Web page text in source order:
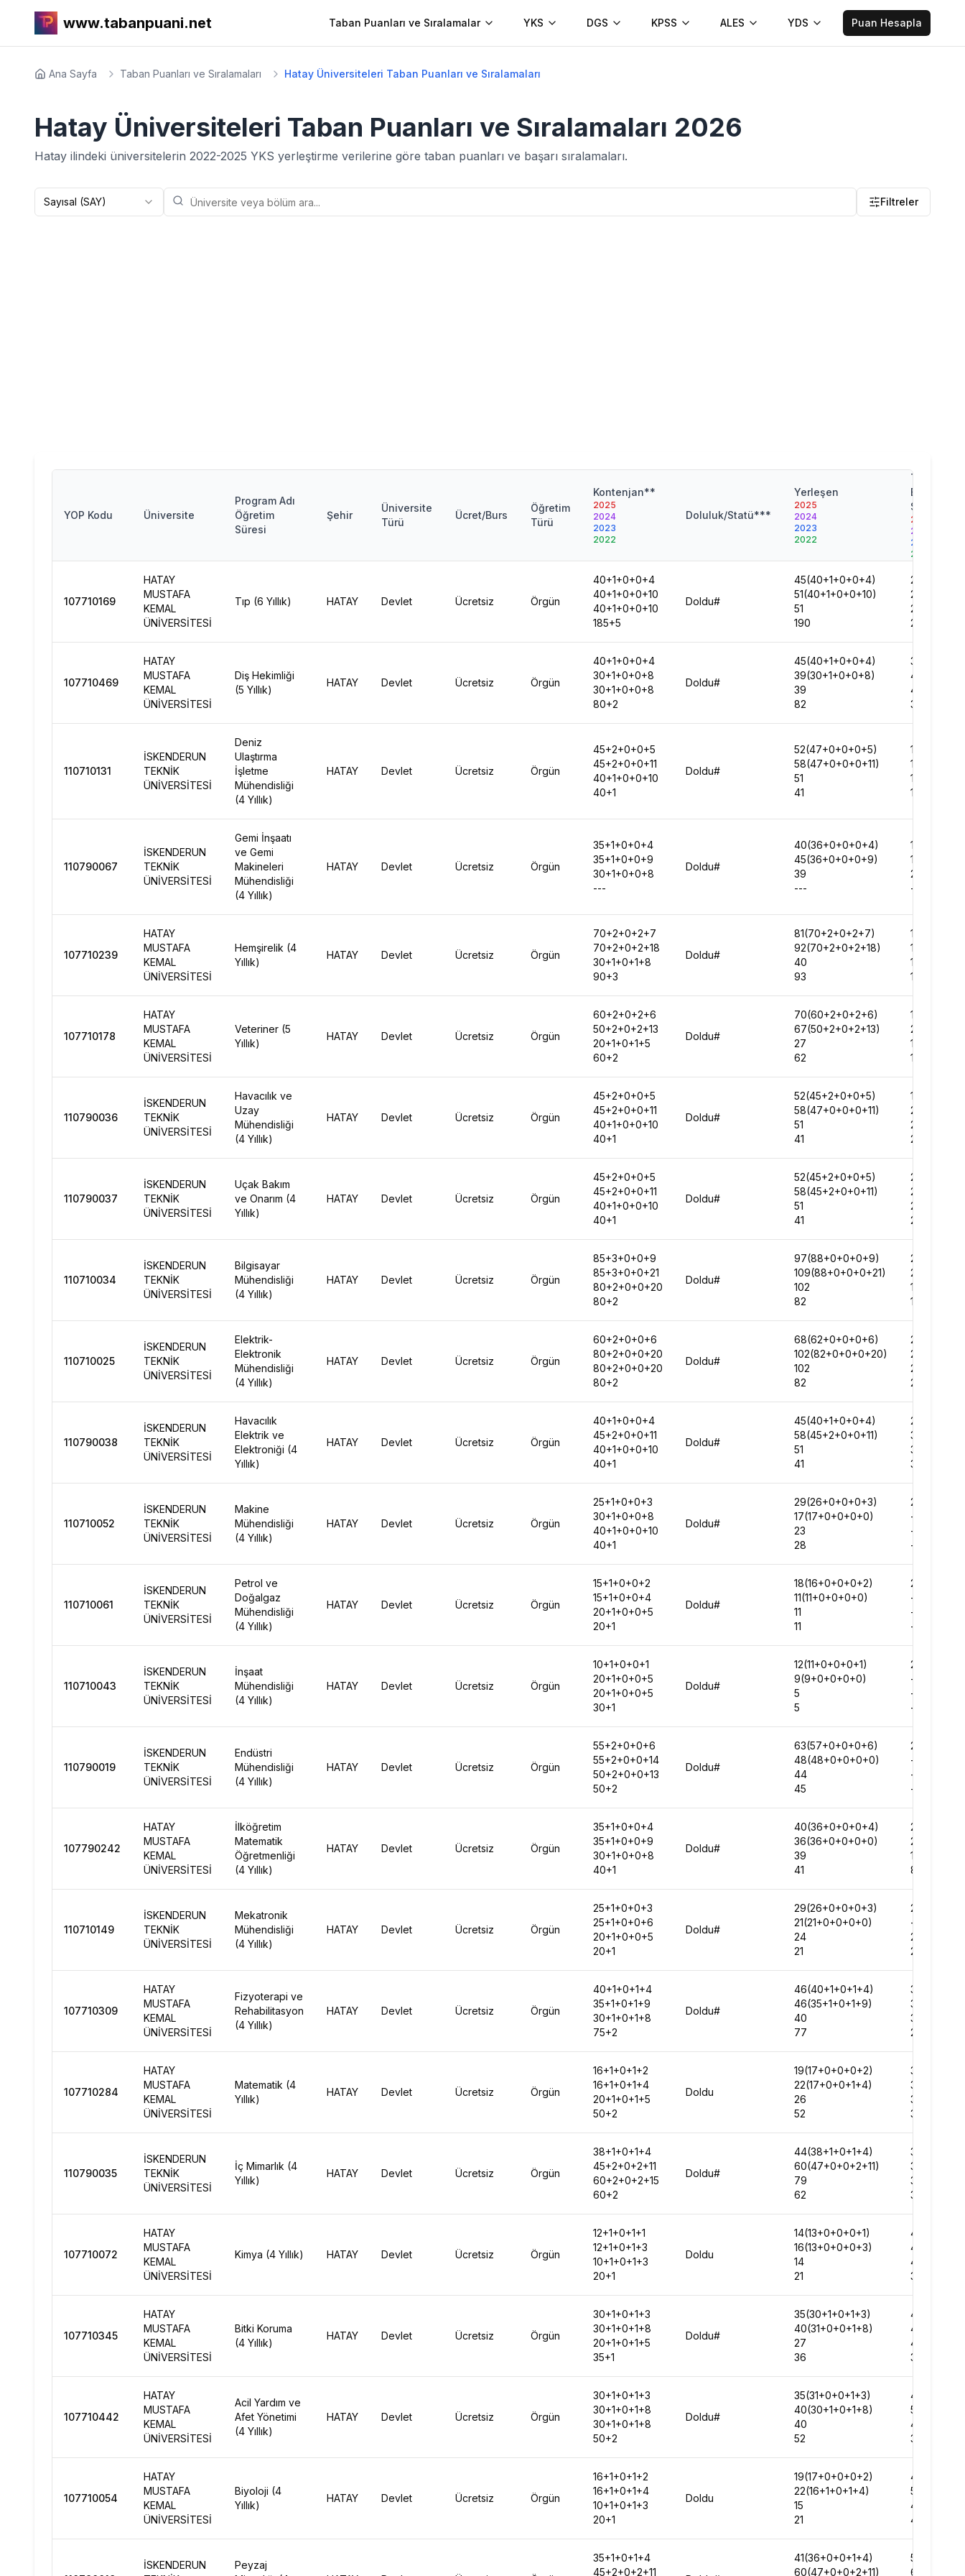
www.tabanpuani.net Taban Puanları ve Sıralamalar YKS DGS KPSS ALES YDS Puan Hesapla
Ana Sayfa Taban Puanları ve Sıralamaları Hatay Üniversiteleri Taban Puanları ve Sıralamaları
Hatay Üniversiteleri Taban Puanları ve Sıralamaları 2026
Hatay ilindeki üniversitelerin 2022-2025 YKS yerleştirme verilerine göre taban puanları ve başarı sıralamaları.
Sayısal (SAY) Filtreler
YOP Kodu Üniversite
Program Adı
Öğretim
Süresi
Şehir
Üniversite
Türü
Ücret/Burs
Öğretim
Türü
Kontenjan**
2025
2024
2023
2022
Doluluk/Statü***
Yerleşen
2025
2024
2023
2022
Taban
Başarı
Sırası
2025
2024
2023
2022
107710169
HATAY
MUSTAFA
KEMAL
ÜNİVERSİTESİ
Tıp (6 Yıllık) HATAY Devlet Ücretsiz Örgün
40+1+0+0+4
40+1+0+0+10
40+1+0+0+10
185+5
Doldu#
45(40+1+0+0+4)
51(40+1+0+0+10)
51
190
22561
26429
28298
22455
107710469
HATAY
MUSTAFA
KEMAL
ÜNİVERSİTESİ
Diş Hekimliği
(5 Yıllık)
HATAY Devlet Ücretsiz Örgün
40+1+0+0+4
30+1+0+0+8
30+1+0+0+8
80+2
Doldu#
45(40+1+0+0+4)
39(30+1+0+0+8)
39
82
34978
42465
41606
36660
110710131
İSKENDERUN
TEKNİK
ÜNİVERSİTESİ
Deniz
Ulaştırma
İşletme
Mühendisliği
(4 Yıllık)
HATAY Devlet Ücretsiz Örgün
45+2+0+0+5
45+2+0+0+11
40+1+0+0+10
40+1
Doldu#
52(47+0+0+0+5)
58(47+0+0+0+11)
51
41
143797
189385
186848
188302
110790067
İSKENDERUN
TEKNİK
ÜNİVERSİTESİ
Gemi İnşaatı
ve Gemi
Makineleri
Mühendisliği
(4 Yıllık)
HATAY Devlet Ücretsiz Örgün
35+1+0+0+4
35+1+0+0+9
30+1+0+0+8
---
Doldu#
40(36+0+0+0+4)
45(36+0+0+0+9)
39
---
146357
179919
207736
-
107710239
HATAY
MUSTAFA
KEMAL
ÜNİVERSİTESİ
Hemşirelik (4
Yıllık)
HATAY Devlet Ücretsiz Örgün
70+2+0+2+7
70+2+0+2+18
30+1+0+1+8
90+3
Doldu#
81(70+2+0+2+7)
92(70+2+0+2+18)
40
93
151631
182638
175641
150673
107710178
HATAY
MUSTAFA
KEMAL
ÜNİVERSİTESİ
Veteriner (5
Yıllık)
HATAY Devlet Ücretsiz Örgün
60+2+0+2+6
50+2+0+2+13
20+1+0+1+5
60+2
Doldu#
70(60+2+0+2+6)
67(50+2+0+2+13)
27
62
172409
209592
156097
128736
110790036
İSKENDERUN
TEKNİK
ÜNİVERSİTESİ
Havacılık ve
Uzay
Mühendisliği
(4 Yıllık)
HATAY Devlet Ücretsiz Örgün
45+2+0+0+5
45+2+0+0+11
40+1+0+0+10
40+1
Doldu#
52(45+2+0+0+5)
58(47+0+0+0+11)
51
41
182684
221485
223528
229148
110790037
İSKENDERUN
TEKNİK
ÜNİVERSİTESİ
Uçak Bakım
ve Onarım (4
Yıllık)
HATAY Devlet Ücretsiz Örgün
45+2+0+0+5
45+2+0+0+11
40+1+0+0+10
40+1
Doldu#
52(45+2+0+0+5)
58(45+2+0+0+11)
51
41
205441
253288
268909
267148
110710034
İSKENDERUN
TEKNİK
ÜNİVERSİTESİ
Bilgisayar
Mühendisliği
(4 Yıllık)
HATAY Devlet Ücretsiz Örgün
85+3+0+0+9
85+3+0+0+21
80+2+0+0+20
80+2
Doldu#
97(88+0+0+0+9)
109(88+0+0+0+21)
102
82
209672
220403
161948
153242
110710025
İSKENDERUN
TEKNİK
ÜNİVERSİTESİ
Elektrik-
Elektronik
Mühendisliği
(4 Yıllık)
HATAY Devlet Ücretsiz Örgün
60+2+0+0+6
80+2+0+0+20
80+2+0+0+20
80+2
Doldu#
68(62+0+0+0+6)
102(82+0+0+0+20)
102
82
241391
284669
271269
261067
110790038
İSKENDERUN
TEKNİK
ÜNİVERSİTESİ
Havacılık
Elektrik ve
Elektroniği (4
Yıllık)
HATAY Devlet Ücretsiz Örgün
40+1+0+0+4
45+2+0+0+11
40+1+0+0+10
40+1
Doldu#
45(40+1+0+0+4)
58(45+2+0+0+11)
51
41
249178
305300
303273
302597
110710052
İSKENDERUN
TEKNİK
ÜNİVERSİTESİ
Makine
Mühendisliği
(4 Yıllık)
HATAY Devlet Ücretsiz Örgün
25+1+0+0+3
30+1+0+0+8
40+1+0+0+10
40+1
Doldu#
29(26+0+0+0+3)
17(17+0+0+0+0)
23
28
258987
-
-
-
110710061
İSKENDERUN
TEKNİK
ÜNİVERSİTESİ
Petrol ve
Doğalgaz
Mühendisliği
(4 Yıllık)
HATAY Devlet Ücretsiz Örgün
15+1+0+0+2
15+1+0+0+4
20+1+0+0+5
20+1
Doldu#
18(16+0+0+0+2)
11(11+0+0+0+0)
11
11
267369
-
-
-
110710043
İSKENDERUN
TEKNİK
ÜNİVERSİTESİ
İnşaat
Mühendisliği
(4 Yıllık)
HATAY Devlet Ücretsiz Örgün
10+1+0+0+1
20+1+0+0+5
20+1+0+0+5
30+1
Doldu#
12(11+0+0+0+1)
9(9+0+0+0+0)
5
5
268568
-
-
-
110790019
İSKENDERUN
TEKNİK
ÜNİVERSİTESİ
Endüstri
Mühendisliği
(4 Yıllık)
HATAY Devlet Ücretsiz Örgün
55+2+0+0+6
55+2+0+0+14
50+2+0+0+13
50+2
Doldu#
63(57+0+0+0+6)
48(48+0+0+0+0)
44
45
274855
-
-
-
107790242
HATAY
MUSTAFA
KEMAL
ÜNİVERSİTESİ
İlköğretim
Matematik
Öğretmenliği
(4 Yıllık)
HATAY Devlet Ücretsiz Örgün
35+1+0+0+4
35+1+0+0+9
30+1+0+0+8
40+1
Doldu#
40(36+0+0+0+4)
36(36+0+0+0+0)
39
41
277629
288999
130355
85738
110710149
İSKENDERUN
TEKNİK
ÜNİVERSİTESİ
Mekatronik
Mühendisliği
(4 Yıllık)
HATAY Devlet Ücretsiz Örgün
25+1+0+0+3
25+1+0+0+6
20+1+0+0+5
20+1
Doldu#
29(26+0+0+0+3)
21(21+0+0+0+0)
24
21
282349
-
294553
282990
107710309
HATAY
MUSTAFA
KEMAL
ÜNİVERSİTESİ
Fizyoterapi ve
Rehabilitasyon
(4 Yıllık)
HATAY Devlet Ücretsiz Örgün
40+1+0+1+4
35+1+0+1+9
30+1+0+1+8
75+2
Doldu#
46(40+1+0+1+4)
46(35+1+0+1+9)
40
77
314289
353319
322375
286632
107710284
HATAY
MUSTAFA
KEMAL
ÜNİVERSİTESİ
Matematik (4
Yıllık)
HATAY Devlet Ücretsiz Örgün
16+1+0+1+2
16+1+0+1+4
20+1+0+1+5
50+2
Doldu
19(17+0+0+0+2)
22(17+0+0+1+4)
26
52
335472
346170
347259
327684
110790035
İSKENDERUN
TEKNİK
ÜNİVERSİTESİ
İç Mimarlık (4
Yıllık)
HATAY Devlet Ücretsiz Örgün
38+1+0+1+4
45+2+0+2+11
60+2+0+2+15
60+2
Doldu#
44(38+1+0+1+4)
60(47+0+0+2+11)
79
62
343763
380672
378087
334431
107710072
HATAY
MUSTAFA
KEMAL
ÜNİVERSİTESİ
Kimya (4 Yıllık) HATAY Devlet Ücretsiz Örgün
12+1+0+1+1
12+1+0+1+3
10+1+0+1+3
20+1
Doldu
14(13+0+0+0+1)
16(13+0+0+0+3)
14
21
408928
469458
407123
391085
107710345
HATAY
MUSTAFA
KEMAL
ÜNİVERSİTESİ
Bitki Koruma
(4 Yıllık)
HATAY Devlet Ücretsiz Örgün
30+1+0+1+3
30+1+0+1+8
20+1+0+1+5
35+1
Doldu#
35(30+1+0+1+3)
40(31+0+0+1+8)
27
36
441934
471574
480011
349393
107710442
HATAY
MUSTAFA
KEMAL
ÜNİVERSİTESİ
Acil Yardım ve
Afet Yönetimi
(4 Yıllık)
HATAY Devlet Ücretsiz Örgün
30+1+0+1+3
30+1+0+1+8
30+1+0+1+8
50+2
Doldu#
35(31+0+0+1+3)
40(30+1+0+1+8)
40
52
473951
510044
463855
387883
107710054
HATAY
MUSTAFA
KEMAL
ÜNİVERSİTESİ
Biyoloji (4
Yıllık)
HATAY Devlet Ücretsiz Örgün
16+1+0+1+2
16+1+0+1+4
10+1+0+1+3
20+1
Doldu
19(17+0+0+0+2)
22(16+1+0+1+4)
15
21
498925
568763
433703
420835
İSKENDERUN
Peyzaj
35+1+0+1+4
45+2+0+2+11
41(36+0+0+1+4)
60(47+0+0+2+11)
529699
672102